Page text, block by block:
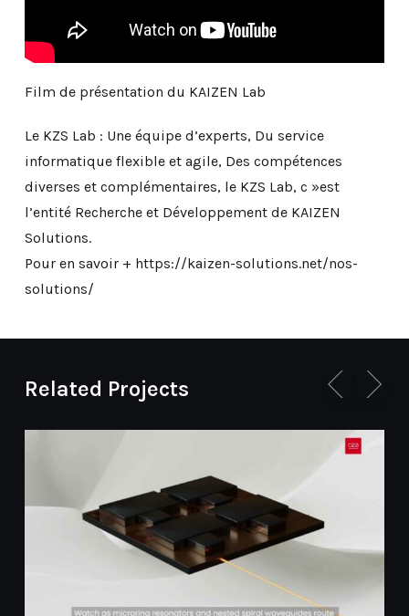
Film de présentation du KAIZEN Lab
Le KZS Lab : Une équipe d’experts, Du service
informatique flexible et agile, Des compétences
diverses et complémentaires, le KZS Lab, c »est
l’entité Recherche et Développement de KAIZEN
Solutions.
Pour en savoir + https://kaizen-solutions.net/nos-
solutions/
Related Projects